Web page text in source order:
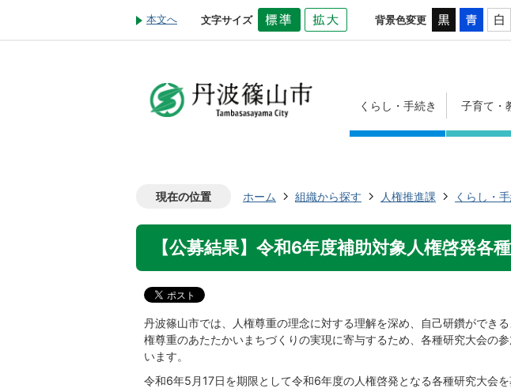
本文へ 文字サイズ 背景色変更
くらし・手続き 子育て・
現在の位置 ホーム 組織から探す 人権推進課 くらし・
【公募結果】令和6年度補助対象人権啓発各
丹波篠山市では、人権尊重の理念に対する理解を深め、自己研鑽ができ
権尊重のあたたかいまちづくりの実現に寄与するため、各種研究大会の
います。
令和6年5月17日を期限として令和6年度の人権啓発となる各種研究大会を